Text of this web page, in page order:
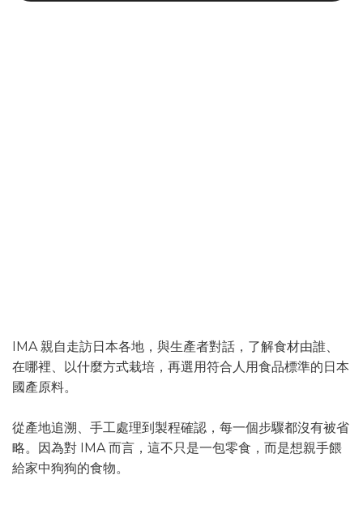
IMA 親自走訪日本各地，與生產者對話，了解食材由誰、
在哪裡、以什麼方式栽培，再選用符合人用食品標準的日本
國產原料。
從產地追溯、手工處理到製程確認，每一個步驟都沒有被省
略。因為對 IMA 而言，這不只是一包零食，而是想親手餵
給家中狗狗的食物。